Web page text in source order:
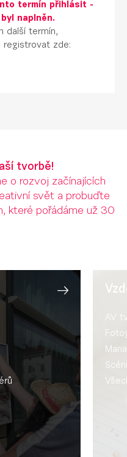
termín přihlásit -
naplněn.
další termín,
registrovat zde:
tvorbě!
o rozvoj začínajících
svět a probuďte
které pořádáme už 30
AV